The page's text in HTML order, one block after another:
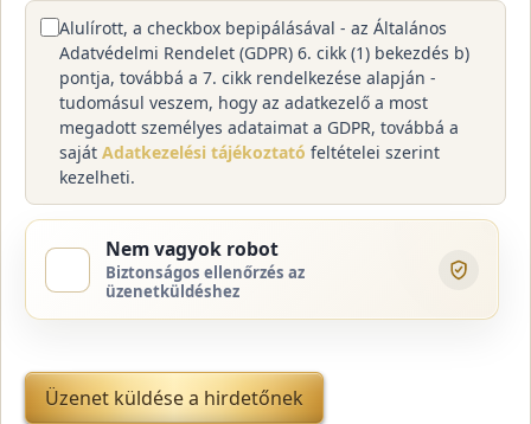
Alulírott, a checkbox bepipálásával - az Általános
Adatvédelmi Rendelet (GDPR) 6. cikk (1) bekezdés b)
pontja, továbbá a 7. cikk rendelkezése alapján -
tudomásul veszem, hogy az adatkezelő a most
megadott személyes adataimat a GDPR, továbbá a
saját Adatkezelési tájékoztató feltételei szerint
kezelheti.
Nem vagyok robot
Biztonságos ellenőrzés az
üzenetküldéshez
Üzenet küldése a hirdetőnek